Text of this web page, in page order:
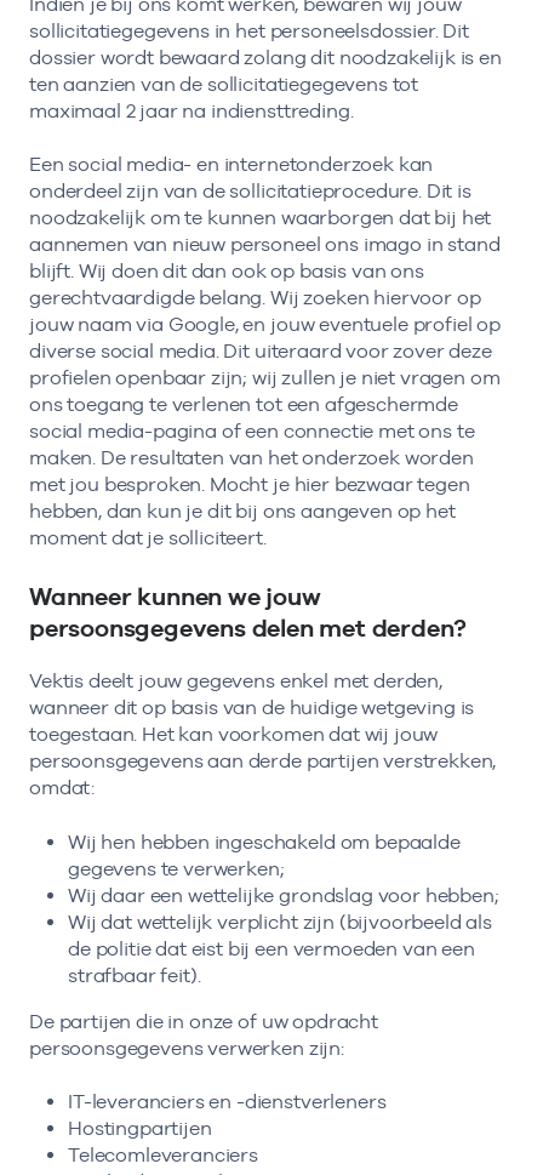
sollicitatiegegevens in het personeelsdossier. Dit
dossier wordt bewaard zolang dit noodzakelijk is en
ten aanzien van de sollicitatiegegevens tot
maximaal 2 jaar na indiensttreding.
Een social media- en internetonderzoek kan
onderdeel zijn van de sollicitatieprocedure. Dit is
noodzakelijk om te kunnen waarborgen dat bij het
aannemen van nieuw personeel ons imago in stand
blijft. Wij doen dit dan ook op basis van ons
gerechtvaardigde belang. Wij zoeken hiervoor op
jouw naam via Google, en jouw eventuele profiel op
diverse social media. Dit uiteraard voor zover deze
profielen openbaar zijn; wij zullen je niet vragen om
ons toegang te verlenen tot een afgeschermde
social media-pagina of een connectie met ons te
maken. De resultaten van het onderzoek worden
met jou besproken. Mocht je hier bezwaar tegen
hebben, dan kun je dit bij ons aangeven op het
moment dat je solliciteert.
Wanneer kunnen we jouw
persoonsgegevens delen met derden?
Vektis deelt jouw gegevens enkel met derden,
wanneer dit op basis van de huidige wetgeving is
toegestaan. Het kan voorkomen dat wij jouw
persoonsgegevens aan derde partijen verstrekken,
omdat:
Wij hen hebben ingeschakeld om bepaalde
gegevens te verwerken;
Wij daar een wettelijke grondslag voor hebben;
Wij dat wettelijk verplicht zijn (bijvoorbeeld als
de politie dat eist bij een vermoeden van een
strafbaar feit).
De partijen die in onze of uw opdracht
persoonsgegevens verwerken zijn:
IT-leveranciers en -dienstverleners
Hostingpartijen
Telecomleveranciers